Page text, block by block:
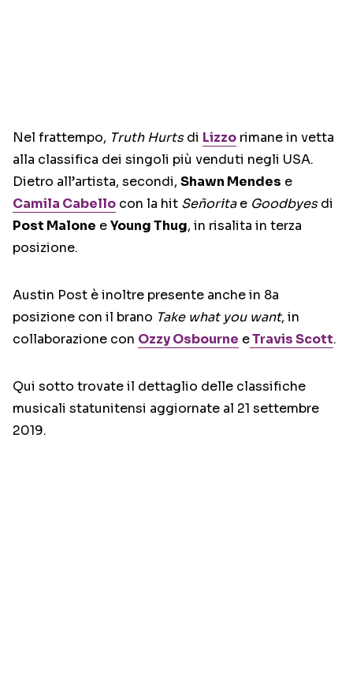
Nel frattempo, Truth Hurtsdi Lizzo rimane in vetta
alla classifica dei singoli più venduti negli USA.
Dietro all’artista, secondi, Shawn Mendes e
Camila Cabello con la hit Señoritae Goodbyesdi
Post Malone eYoung Thug, in risalita in terza
posizione.
Austin Post è inoltre presente anche in 8a
posizione con il brano Take what you want, in
collaborazione con Ozzy Osbourne eTravis Scott.
Qui sotto trovate il dettaglio delle classifiche
musicali statunitensi aggiornate al 21 settembre
2019.